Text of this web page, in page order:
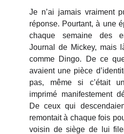
Je n’ai jamais vraiment
réponse. Pourtant, à une
chaque semaine des
Journal de Mickey, mais
comme Dingo. De ce
avaient une pièce
pas, même si c’était
imprimé manifestement
De ceux qui
remontait à chaque fois
voisin de siège de lui